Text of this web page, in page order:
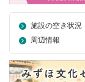
施設の空き状況
周辺情報